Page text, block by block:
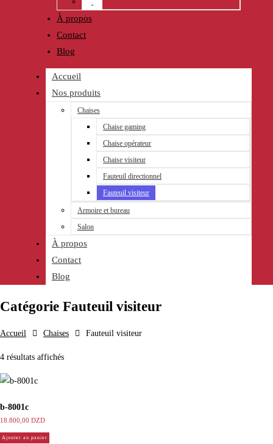
À propos
Contact
Blog
Accueil
Nos produits
Chaises
Chaise gaming
Chaise opérateur
Chaise visiteur
Fauteuil directionnel
Fauteuil visiteur
Armoire et bureau
Salon
À propos
Contact
Blog
Catégorie Fauteuil visiteur
Accueil Chaises Fauteuil visiteur
4 résultats affichés
b-8001c
18.800,00 DZD
Ajouter au panier